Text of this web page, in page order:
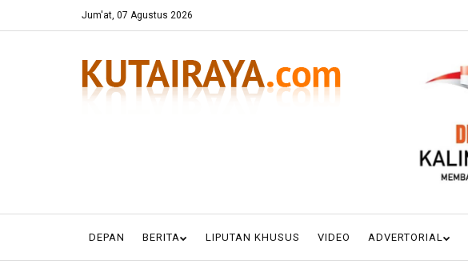
Jum'at, 07 Agustus 2026
DEPAN BERITA LIPUTAN KHUSUS VIDEO ADVERTORIAL